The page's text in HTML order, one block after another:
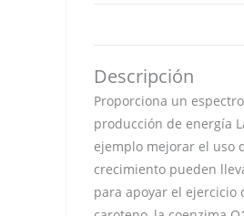
Descripción
Proporciona un
producción de energía
ejemplo mejorar el uso
crecimiento pueden
para apoyar el ejercicio